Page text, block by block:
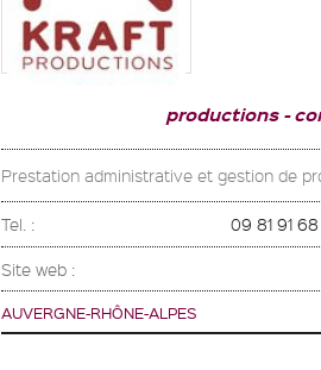
productions
Prestation administrative et gestion de
Tel. : 09 81 91 68
Site web :
AUVERGNE-RHÔNE-ALPES